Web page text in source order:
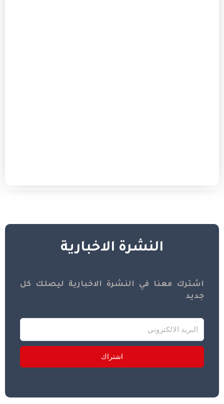
النشرة الاخبارية
اشترك معنا في النشرة الاخبارية ليصلك كل
جديد
اشتراك